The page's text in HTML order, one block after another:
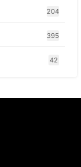
204
395
42